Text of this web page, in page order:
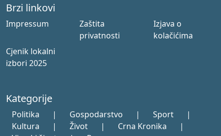
Brzi linkovi
Impressum
Zaštita
privatnosti
Izjava o
kolačićima
Cjenik lokalni
izbori 2025
Kategorije
Politika | Gospodarstvo | Sport
|
Kultura
| Život | Crna Kronika
|